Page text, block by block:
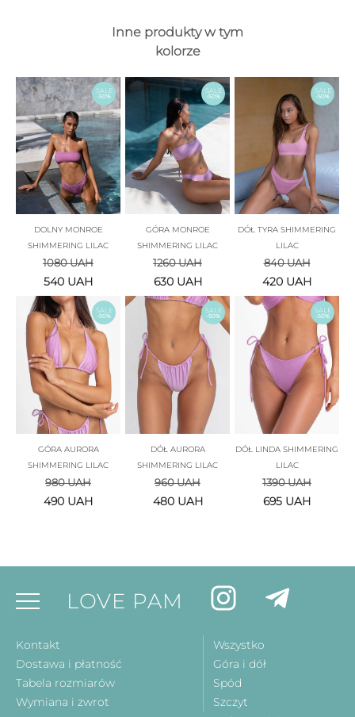
Inne produkty w tym
kolorze
SALE
-50%
DOLNY MONROE
SHIMMERING LILAC
1080UAH
540 UAH
SALE
-50%
GÓRA MONROE
SHIMMERING LILAC
1260UAH
630 UAH
SALE
-50%
DÓŁ TYRA SHIMMERING
LILAC
840UAH
420 UAH
SALE
-50%
GÓRA AURORA
SHIMMERING LILAC
980UAH
490 UAH
SALE
-50%
DÓŁ AURORA
SHIMMERING LILAC
960UAH
480 UAH
SALE
-50%
DÓŁ LINDA SHIMMERING
LILAC
1390UAH
695 UAH
LOVE PAM
Kontakt
Dostawa i płatność
Tabela rozmiarów
Wymiana i zwrot
Wszystko
Góra i dół
Spód
Szczyt